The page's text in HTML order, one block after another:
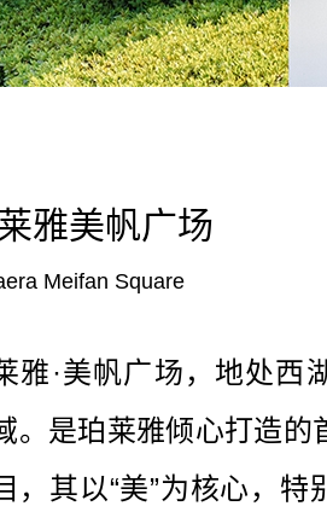
雅美帆广场
Meifan Square
雅·美帆广场，地处西
。是珀莱雅倾心打造的
，其以“美”为核心，特